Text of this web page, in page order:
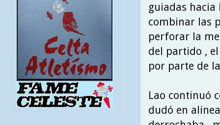
guiadas hacia
combinar las
perforar la
del partido ,
por parte de
Lao continuó
dudó en